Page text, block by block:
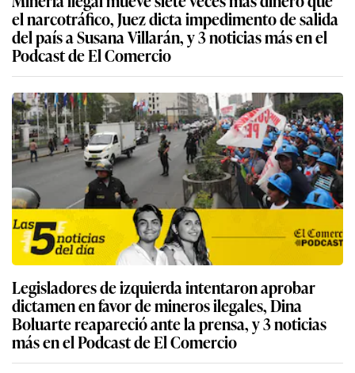
el narcotráfico, Juez dicta impedimento de salida
del país a Susana Villarán, y 3 noticias más en el
Podcast de El Comercio
Legisladores de izquierda intentaron aprobar
dictamen en favor de mineros ilegales, Dina
Boluarte reapareció ante la prensa, y 3 noticias
más en el Podcast de El Comercio